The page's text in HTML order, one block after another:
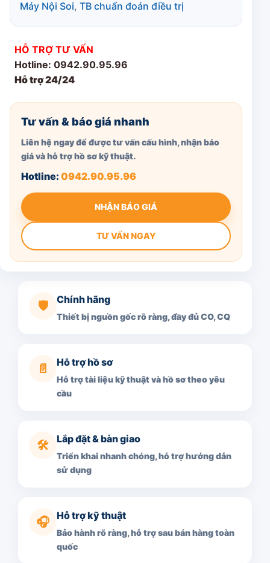
Máy Nội Soi, TB chuẩn đoán điều trị
HỖ TRỢ TƯ VẤN
Hotline: 0942.90.95.96
Hỗ trợ 24/24
Tư vấn & báo giá nhanh
Liên hệ ngay để được tư vấn cấu hình, nhận báo
giá và hỗ trợ hồ sơ kỹ thuật.
Hotline: 0942.90.95.96
NHẬN BÁO GIÁ
TƯ VẤN NGAY
🛡️ Chính hãng
Thiết bị nguồn gốc rõ ràng, đầy đủ CO, CQ
📄 Hỗ trợ hồ sơ
Hỗ trợ tài liệu kỹ thuật và hồ sơ theo yêu
cầu
🛠️ Lắp đặt & bàn giao
Triển khai nhanh chóng, hỗ trợ hướng dẫn
sử dụng
🎧 Hỗ trợ kỹ thuật
Bảo hành rõ ràng, hỗ trợ sau bán hàng toàn
quốc